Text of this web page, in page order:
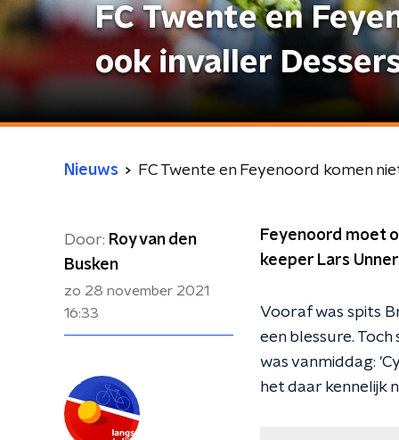
FC Twente en
ook invaller
Nieuws FC Twente en Feyenoord komen
Door: Roy van den
Busken
zo 28 november 2021
16:33
Feyenoord moet
keeper Lars
Vooraf was spits
een blessure.
was vanmiddag:
het daar kennelijk